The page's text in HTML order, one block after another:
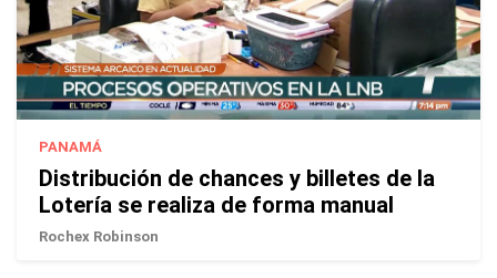
PANAMÁ
Distribución de chances y billetes de la
Lotería se realiza de forma manual
Rochex Robinson